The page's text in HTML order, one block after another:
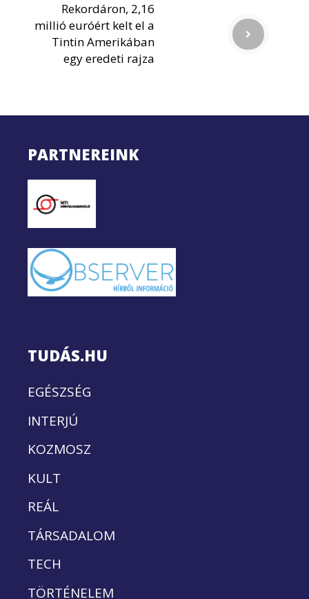
Rekordáron, 2,16
millió euróért kelt el a
Tintin Amerikában
egy eredeti rajza
PARTNEREINK
TUDÁS.HU
EGÉSZSÉG
INTERJÚ
KOZMOSZ
KULT
REÁL
TÁRSADALOM
TECH
TÖRTÉNELEM